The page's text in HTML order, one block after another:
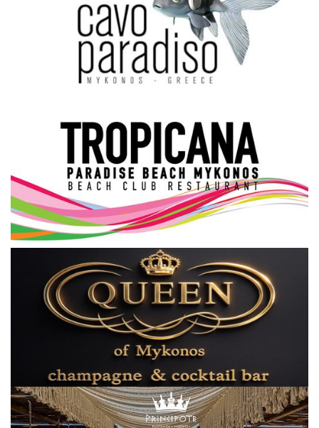
Cost Of Living Crisis
Opinion + Analysis
L’Art des Sens
Local Elections 2023
All News
Γλώσσα
Ελληνικά English